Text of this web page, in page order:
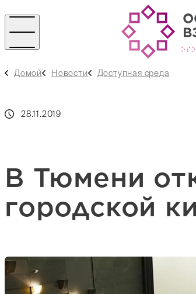
Домой Новости Доступная среда
28.11.2019
В Тюмени
городской